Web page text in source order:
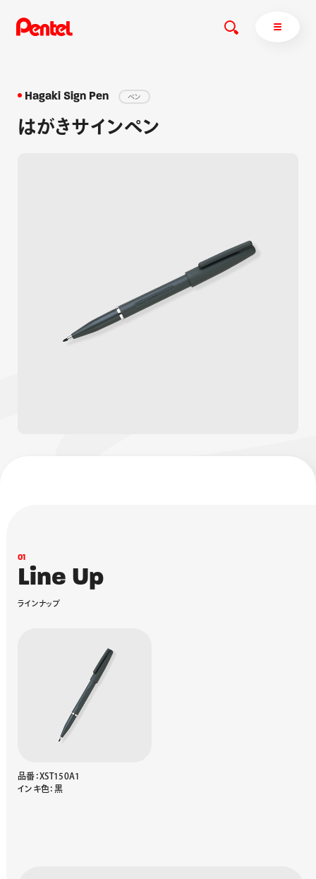
商品を探す
ブラッシュ（筆）
画材
運営会社
Hagaki Sign Pen ペン
はがきサインペン
01
Line Up
ラインナップ
品番：XST150A1
インキ色：黒